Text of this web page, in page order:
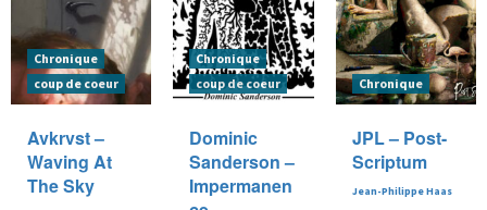
Chronique
coup de coeur
Avkrvst –
Waving At
The Sky
Chronique
coup de coeur
Dominic
Sanderson –
Impermanen
Chronique
JPL – Post-
Scriptum
Jean-Philippe Haas